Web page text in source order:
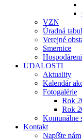
VZN
Úradná
Verejné
Smernice
UDALOSTI
Aktuality
Kalendár
Fotogalérie
Rok
Rok
Komunálne
Kontakt
Napíšte nám